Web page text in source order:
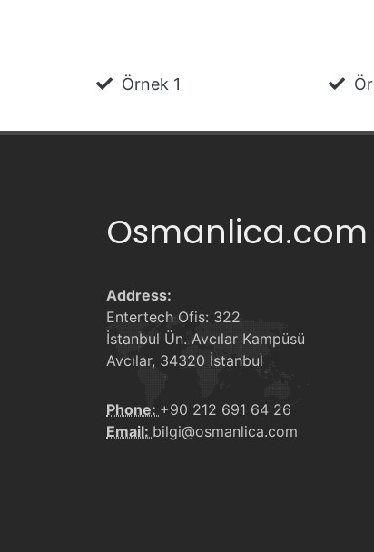
Örnek 1
Osmanlica.com
Address:
Entertech Ofis: 322
İstanbul Ün. Avcılar Kampüsü
Avcılar, 34320 İstanbul
Phone: +90 212 691 64 26
Email: bilgi@osmanlica.com